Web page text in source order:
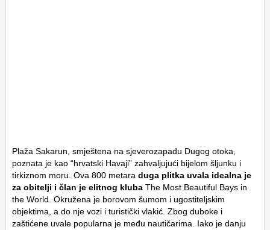
Plaža Sakarun, smještena na sjeverozapadu Dugog otoka,
poznata je kao “hrvatski Havaji” zahvaljujući bijelom šljunku i
tirkiznom moru. Ova 800 metara duga plitka uvala idealna je
za obitelji i član je elitnog kluba The Most Beautiful Bays in
the World. Okružena je borovom šumom i ugostiteljskim
objektima, a do nje vozi i turistički vlakić. Zbog duboke i
zaštićene uvale popularna je među nautičarima. Iako je danju